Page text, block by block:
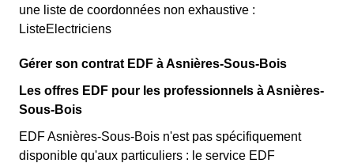
une liste de coordonnées non exhaustive :
ListeElectriciens
Gérer son contrat EDF à Asnières-Sous-Bois
Les offres EDF pour les professionnels à Asnières-
Sous-Bois
EDF Asnières-Sous-Bois n'est pas spécifiquement
disponible qu'aux particuliers : le service EDF